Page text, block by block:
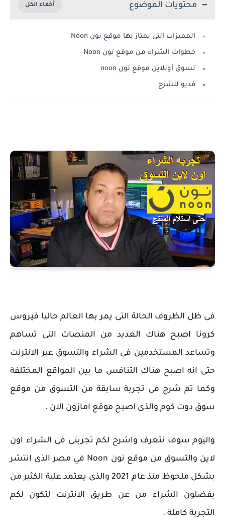
محتويات الموضوع
المميزات التى يمتاز بها موقع نون Noon
خطوات الشراء من موقع نون Noon
تسوق أونلاين موقع نون noon
فديو للشرح
فى ظل الظروف الحالة التى يمر بها العالم حاليا فيروس
كرونا اصبح هناك العديد من المنصات التى تساهم
وتساعد المستخدمين فى الشراء والتسوق عبر الانترنت
حتى انه اصبح هناك التنافس ما بين المواقع المختلفة
وكما تم شرح فى تجربة سابقة من التسوق من موقع
سوق دوت كوم والذى اصبح موقع امازون الان .
واليوم سوف نتعرف واشرح لكم تجربتى فى الشراء اون
لاين والتسوق من موقع نون Noon في مصر الذى انتشر
بشكل ملحوظ منذ عام 2021 والذى يعتمد علية الكثير من
يفضلون الشراء من عن طريق الانترنت لتكون لكم
التجربة كاملة .